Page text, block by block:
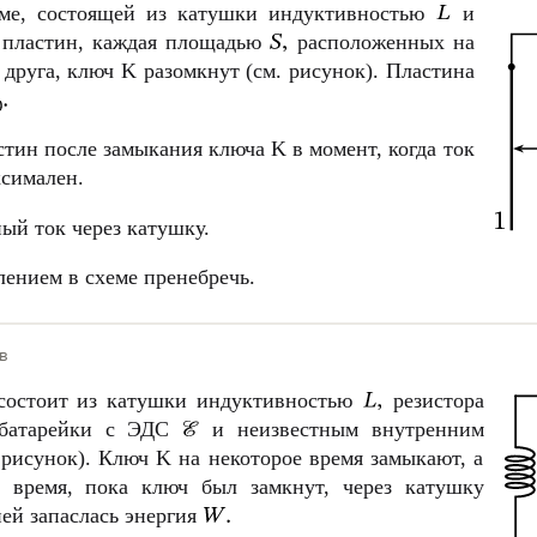
состоящей из катушки индуктивностью
и
каждая площадью
расположенных на
ключ K разомкнут (см. рисунок). Пластина
после замыкания ключа K в момент, когда ток
ток через катушку.
в схеме пренебречь.
из катушки индуктивностью
резистора
с ЭДС
и неизвестным внутренним
Ключ K на некоторое время замыкают, а
время, пока ключ был замкнут, через катушку
запаслась энергия